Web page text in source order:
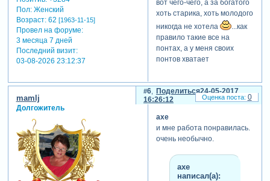
Пол:Женский
Возраст:62 [1963-11-15]
Провел на форуме:
3 месяца 7 дней
Последний визит:
03-08-2026 23:12:37
вот чего-чего, а за богатого
хоть старика, хоть молодого
никогда не хотела
...как
правило такие все на
понтах, а у меня своих
понтов хватает
Поделиться
6
24-05-2017
16:26:12
mamlj
Долгожитель
axe
и мне работа понравилась.
очень необычно.
axe
написал(а):
0